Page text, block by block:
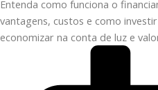
Entenda como funciona o
vantagens, custos e como
economizar na conta de luz e